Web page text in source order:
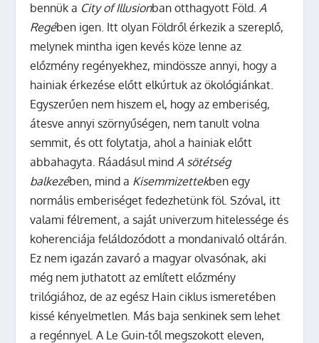
bennük a City of Illusionban otthagyott Föld.A
Regében igen. Itt olyan Földről érkezik a szereplő,
melynek mintha igen kevés köze lenne az
előzmény regényekhez, mindössze annyi, hogy a
hainiak érkezése előtt elkúrtuk az ökológiánkat.
Egyszerűen nem hiszem el, hogy az emberiség,
átesve annyi szörnyűségen, nem tanult volna
semmit, és ott folytatja, ahol a hainiak előtt
abbahagyta. Ráadásul mindA sötétség
balkezében, mind a Kisemmizettekben egy
normális emberiséget fedezhetünk föl. Szóval, itt
valami félrement, a saját univerzum hitelessége és
koherenciája feláldozódott a mondanivaló oltárán.
Ez nem igazán zavaró a magyar olvasónak, aki
még nem juthatott az említett előzmény
trilógiához, de az egész Hain ciklus ismeretében
kissé kényelmetlen. Más baja senkinek sem lehet
a regénnyel. A Le Guin-től megszokott eleven,